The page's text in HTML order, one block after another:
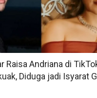
Raisa Andriana di
Diduga jadi Isyarat